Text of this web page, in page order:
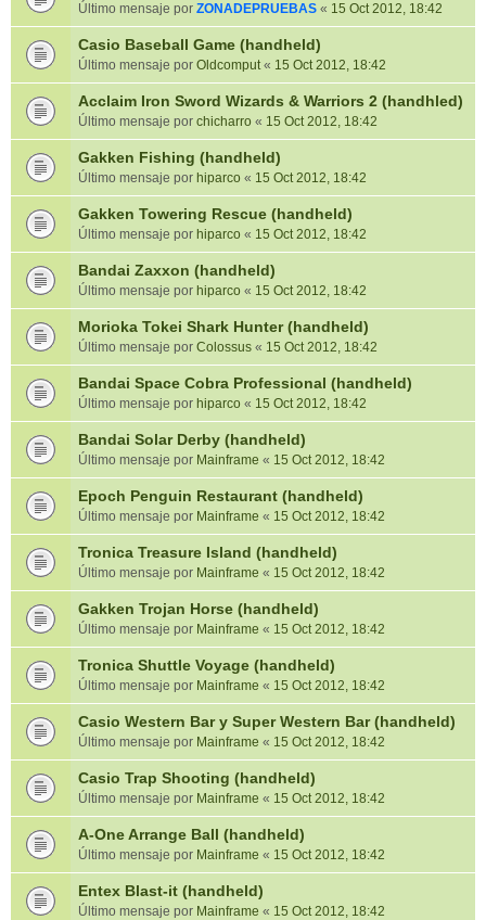
Último mensaje por ZONADEPRUEBAS « 15 Oct 2012, 18:42
Casio Baseball Game (handheld)
Último mensaje por Oldcomput« 15 Oct 2012, 18:42
Acclaim Iron Sword Wizards & Warriors 2 (handhled)
Último mensaje por chicharro « 15 Oct 2012, 18:42
Gakken Fishing (handheld)
Último mensaje por hiparco « 15 Oct 2012, 18:42
Gakken Towering Rescue (handheld)
Último mensaje por hiparco « 15 Oct 2012, 18:42
Bandai Zaxxon (handheld)
Último mensaje por hiparco « 15 Oct 2012, 18:42
Morioka Tokei Shark Hunter (handheld)
Último mensaje por Colossus « 15 Oct 2012, 18:42
Bandai Space Cobra Professional (handheld)
Último mensaje por hiparco « 15 Oct 2012, 18:42
Bandai Solar Derby (handheld)
Último mensaje por Mainframe « 15 Oct 2012, 18:42
Epoch Penguin Restaurant (handheld)
Último mensaje por Mainframe « 15 Oct 2012, 18:42
Tronica Treasure Island (handheld)
Último mensaje por Mainframe « 15 Oct 2012, 18:42
Gakken Trojan Horse (handheld)
Último mensaje por Mainframe « 15 Oct 2012, 18:42
Tronica Shuttle Voyage (handheld)
Último mensaje por Mainframe « 15 Oct 2012, 18:42
Casio Western Bar y Super Western Bar (handheld)
Último mensaje por Mainframe « 15 Oct 2012, 18:42
Casio Trap Shooting (handheld)
Último mensaje por Mainframe « 15 Oct 2012, 18:42
A-One Arrange Ball (handheld)
Último mensaje por Mainframe « 15 Oct 2012, 18:42
Entex Blast-it (handheld)
Último mensaje por Mainframe « 15 Oct 2012, 18:42